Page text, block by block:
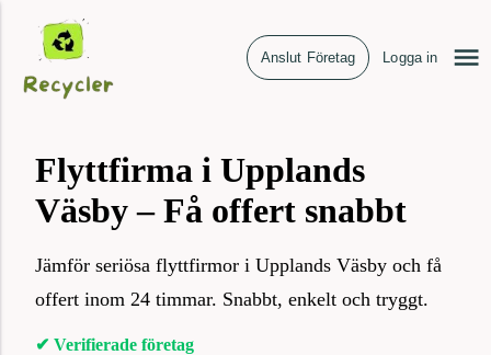
Anslut Företag Logga in
Flyttfirma i Upplands
Väsby – Få offert snabbt
Jämför seriösa flyttfirmor i Upplands Väsby och få
offert inom 24 timmar. Snabbt, enkelt och tryggt.
✔ Verifierade företag